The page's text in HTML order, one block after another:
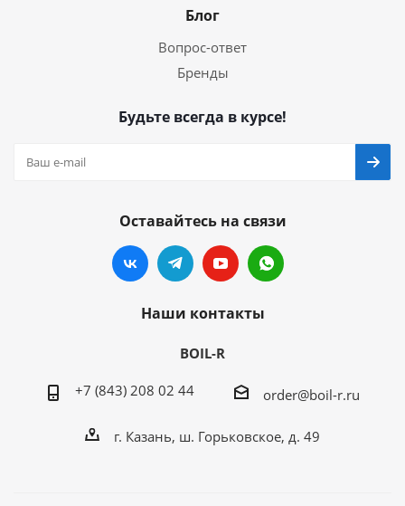
Блог
Вопрос-ответ
Бренды
Будьте всегда в курсе!
Оставайтесь на связи
Наши контакты
BOIL-R
+7 (843) 208 02 44 order@boil-r.ru
г. Казань, ш. Горьковское, д. 49